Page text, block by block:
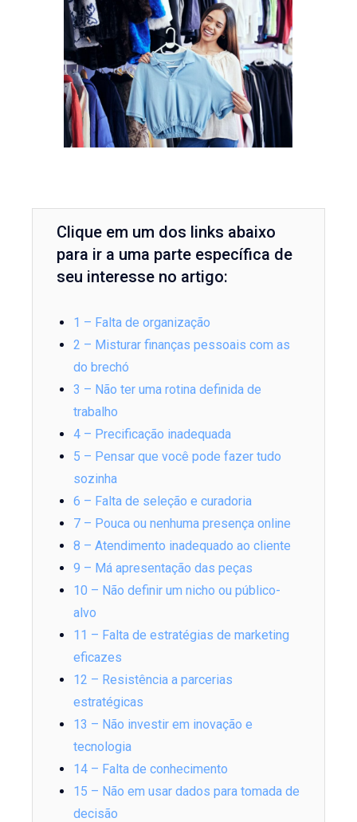
Clique em um dos links abaixo
para ir a uma parte específica de
seu interesse no artigo:
1 – Falta de organização
2 – Misturar finanças pessoais com as
do brechó
3 – Não ter uma rotina definida de
trabalho
4 – Precificação inadequada
5 – Pensar que você pode fazer tudo
sozinha
6 – Falta de seleção e curadoria
7 – Pouca ou nenhuma presença online
8 – Atendimento inadequado ao cliente
9 – Má apresentação das peças
10 – Não definir um nicho ou público-
alvo
11 – Falta de estratégias de marketing
eficazes
12 – Resistência a parcerias
estratégicas
13 – Não investir em inovação e
tecnologia
14 – Falta de conhecimento
15 – Não em usar dados para tomada de
decisão